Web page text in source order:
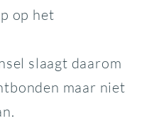
op het
slaagt daarom
maar niet